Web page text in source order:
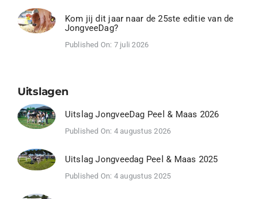
Kom jij dit jaar naar de 25ste editie van de
JongveeDag?
Published On: 7 juli 2026
Uitslagen
Uitslag JongveeDag Peel & Maas 2026
Published On: 4 augustus 2026
Uitslag Jongveedag Peel & Maas 2025
Published On: 4 augustus 2025